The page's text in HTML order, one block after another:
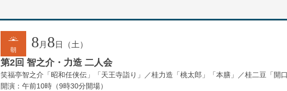
朝 8月 8 日（土）
第2回 智之介・力造 二人会
笑福亭智之介「昭和任侠伝」「天王寺詣り」／桂力造「桃太郎」「本膳」／桂二豆「開
開演：午前10時（9時30分開場）